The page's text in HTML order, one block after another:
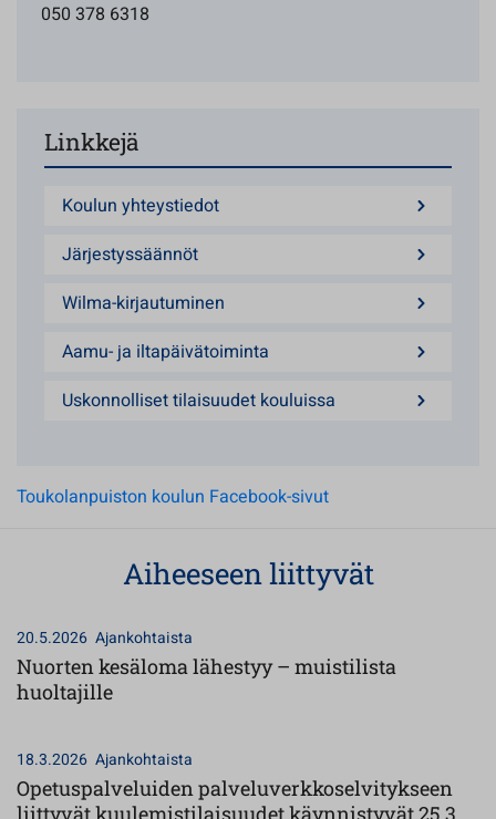
050 378 6318
Linkkejä
Koulun yhteystiedot
Järjestyssäännöt
Wilma-kirjautuminen
Aamu- ja iltapäivätoiminta
Uskonnolliset tilaisuudet kouluissa
Toukolanpuiston koulun Facebook-sivut
Aiheeseen liittyvät
20.5.2026 Ajankohtaista
Nuorten kesäloma lähestyy – muistilista
huoltajille
18.3.2026 Ajankohtaista
Opetuspalveluiden palveluverkkoselvitykseen
liittyvät kuulemistilaisuudet käynnistyvät 25.3.